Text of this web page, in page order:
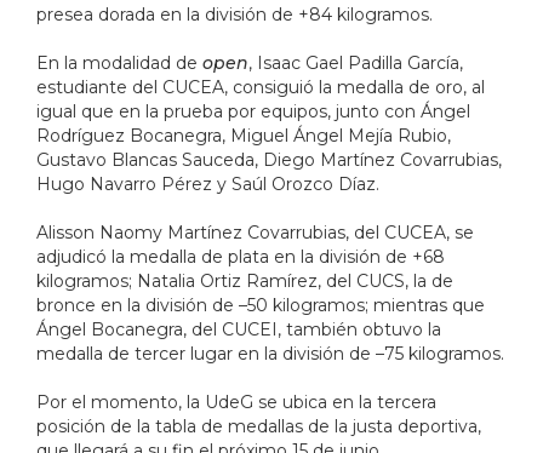
presea dorada en la división de +84 kilogramos.
En la modalidad de open, Isaac Gael Padilla García,
estudiante del CUCEA, consiguió la medalla de oro, al
igual que en la prueba por equipos, junto con Ángel
Rodríguez Bocanegra, Miguel Ángel Mejía Rubio,
Gustavo Blancas Sauceda, Diego Martínez Covarrubias,
Hugo Navarro Pérez y Saúl Orozco Díaz.
Alisson Naomy Martínez Covarrubias, del CUCEA, se
adjudicó la medalla de plata en la división de +68
kilogramos; Natalia Ortiz Ramírez, del CUCS, la de
bronce en la división de –50 kilogramos; mientras que
Ángel Bocanegra, del CUCEI, también obtuvo la
medalla de tercer lugar en la división de –75 kilogramos.
Por el momento, la UdeG se ubica en la tercera
posición de la tabla de medallas de la justa deportiva,